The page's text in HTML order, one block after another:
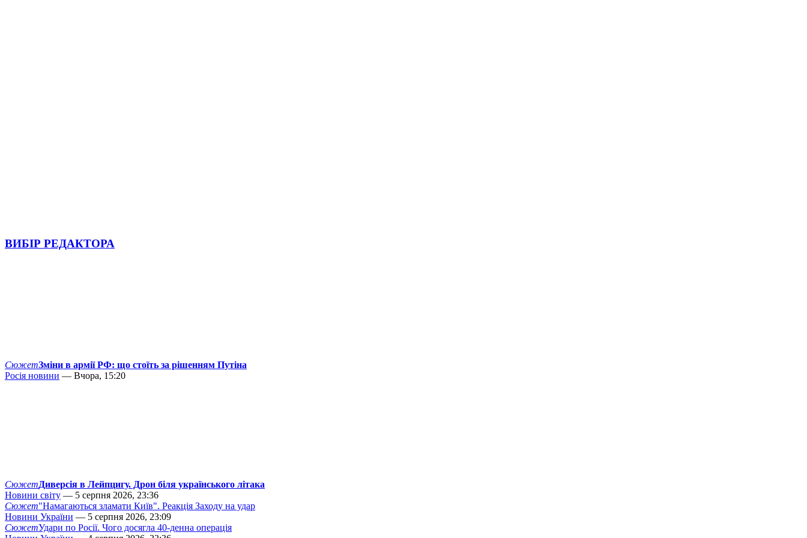
ВИБІР РЕДАКТОРА
СюжетЗміни в армії РФ: що стоїть за рішенням Путіна
Росія новини — Вчора, 15:20
СюжетДиверсія в Лейпцигу. Дрон біля українського літака
Новини світу — 5 серпня 2026, 23:36
Сюжет"Намагаються зламати Київ". Реакція Заходу на удар
Новини України — 5 серпня 2026, 23:09
СюжетУдари по Росії. Чого досягла 40-денна операція